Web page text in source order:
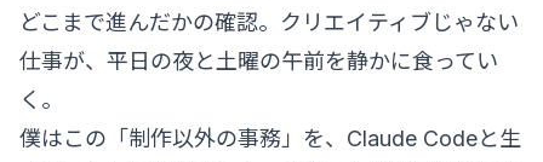
どこまで進んだかの確認。クリエイティブじゃない
仕事が、平日の夜と土曜の午前を静かに食ってい
く。
僕はこの「制作以外の事務」を、Claude Codeと生